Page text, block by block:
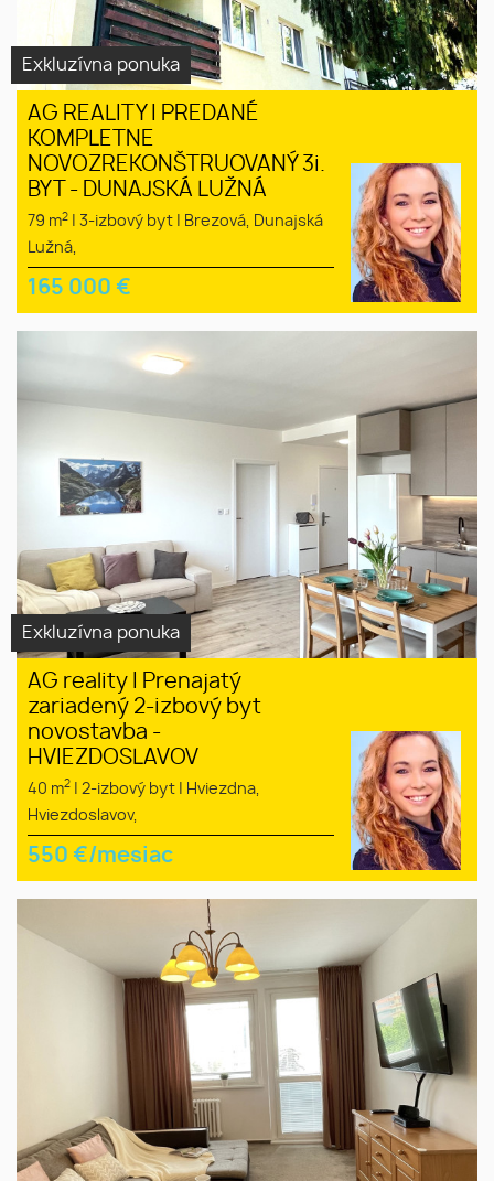
Exkluzívna ponuka
AG REALITY I PREDANÉ
KOMPLETNE
NOVOZREKONŠTRUOVANÝ 3i.
BYT - DUNAJSKÁ LUŽNÁ
79 m2 3-izbový byt
Brezová, Dunajská
Lužná,
165 000 €
Exkluzívna ponuka
AG reality I Prenajatý
zariadený 2-izbový byt
novostavba -
HVIEZDOSLAVOV
40 m2 2-izbový byt
Hviezdna,
Hviezdoslavov,
550 €/mesiac